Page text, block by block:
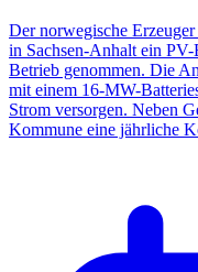
Der norwegische
in Sachsen-Anhalt ein
Betrieb genommen. Die
mit einem 16-MW-
Strom versorgen. Neben
Kommune eine jährliche